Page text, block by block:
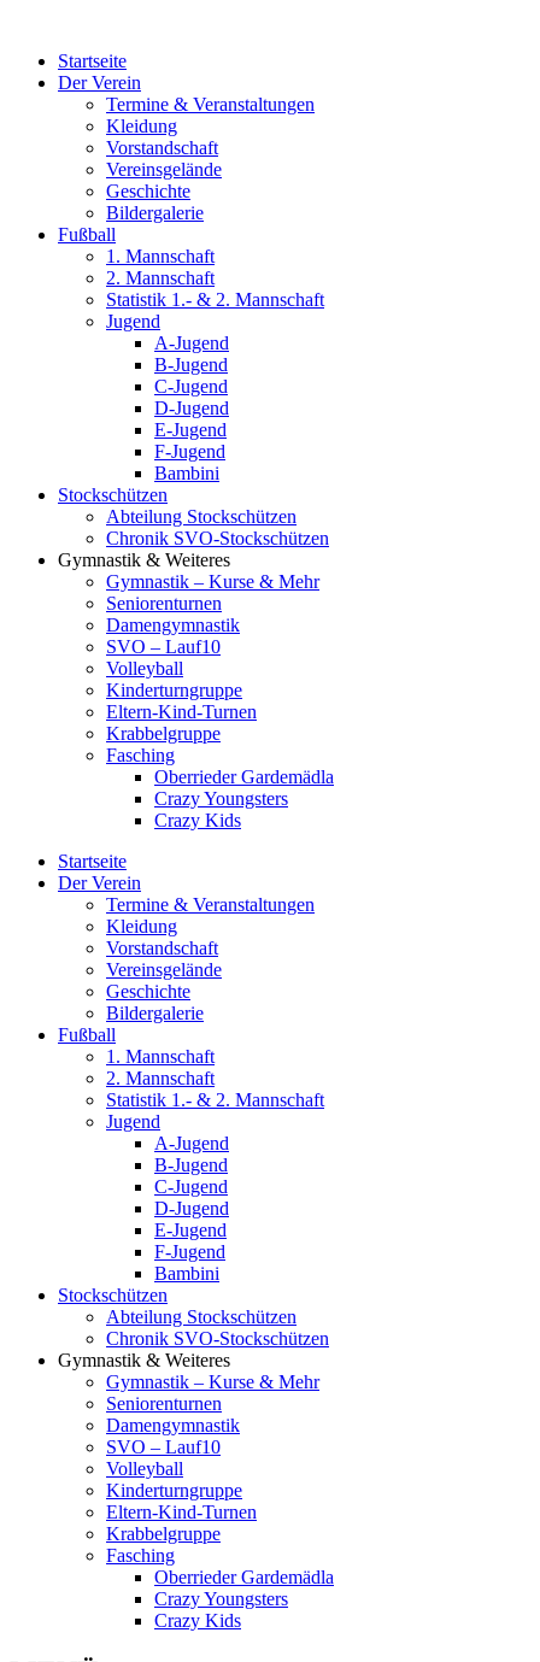
wechselnStartseite
Der Verein
Termine & Veranstaltungen
Kleidung
Vorstandschaft
Vereinsgelände
Geschichte
Bildergalerie
Fußball
1. Mannschaft
2. Mannschaft
Statistik 1.- & 2. Mannschaft
Jugend
A-Jugend
B-Jugend
C-Jugend
D-Jugend
E-Jugend
F-Jugend
Bambini
Stockschützen
Abteilung Stockschützen
Chronik SVO-Stockschützen
Gymnastik & Weiteres
Gymnastik – Kurse & Mehr
Seniorenturnen
Damengymnastik
SVO – Lauf10
Volleyball
Kinderturngruppe
Eltern-Kind-Turnen
Krabbelgruppe
Fasching
Oberrieder Gardemädla
Crazy Youngsters
Crazy Kids
Startseite
Der Verein
Termine & Veranstaltungen
Kleidung
Vorstandschaft
Vereinsgelände
Geschichte
Bildergalerie
Fußball
1. Mannschaft
2. Mannschaft
Statistik 1.- & 2. Mannschaft
Jugend
A-Jugend
B-Jugend
C-Jugend
D-Jugend
E-Jugend
F-Jugend
Bambini
Stockschützen
Abteilung Stockschützen
Chronik SVO-Stockschützen
Gymnastik & Weiteres
Gymnastik – Kurse & Mehr
Seniorenturnen
Damengymnastik
SVO – Lauf10
Volleyball
Kinderturngruppe
Eltern-Kind-Turnen
Krabbelgruppe
Fasching
Oberrieder Gardemädla
Crazy Youngsters
Crazy Kids